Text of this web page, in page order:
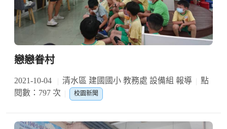
戀戀眷村
2021-10-04 清水區 建國國小 教務處 設備組 報導
點
閱數：797 次
校園新聞